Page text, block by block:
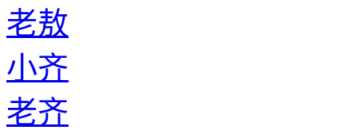
老敖
小齐
老齐